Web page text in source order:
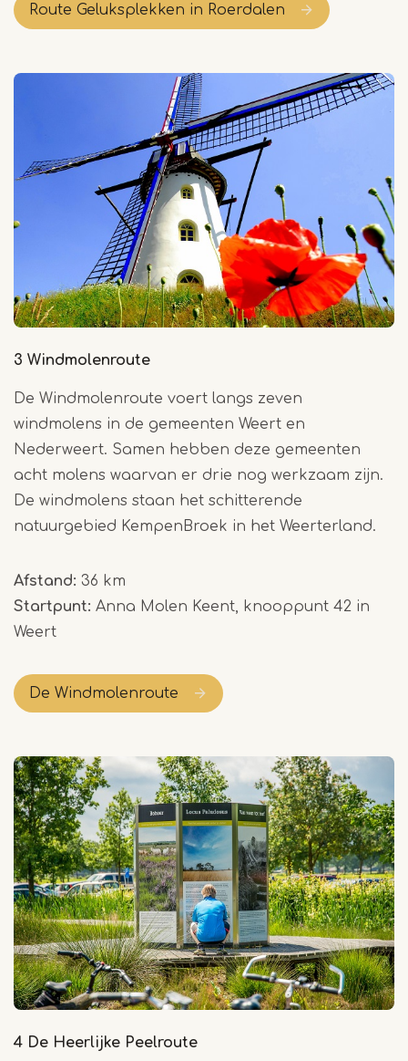
Route Geluksplekken in Roerdalen
3 Windmolenroute
De Windmolenroute voert langs zeven
windmolens in de gemeenten Weert en
Nederweert. Samen hebben deze gemeenten
acht molens waarvan er drie nog werkzaam zijn.
De windmolens staan het schitterende
natuurgebied KempenBroek in het Weerterland.
Afstand: 36 km
Startpunt: Anna Molen Keent, knooppunt 42 in
Weert
De Windmolenroute
4 De Heerlijke Peelroute